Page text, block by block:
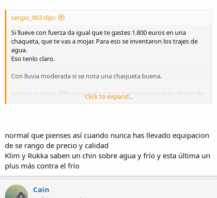
sergio_902 dijo:
Si llueve con fuerza da igual que te gastes 1.800 euros en una
chaqueta, que te vas a mojar. Para eso se inventaron los trajes de
agua.
Eso tenlo claro.
Con lluvia moderada si se nota una chaqueta buena.
Así que si tienes 300 euros para gastar lo mejor es que te olvides de
las marcas. Porque te estarás comprando una chaqueta de 180
ajustes.
Para que no te enfre frío por el pescuezo ni por la rabailla, que la
punta de las mangas se finita para que la puedas meter en los
guantes, que las cremalleras cierres bien y tengan delante un
Todo lo que no cuadre ahí lo descartas.
Click to expand...
normal que pienses así cuando nunca has llevado equipacion
de se rango de precio y calidad
Klim y Rukka saben un chin sobre agua y frío y esta última un
plus más contra el frío
Cain